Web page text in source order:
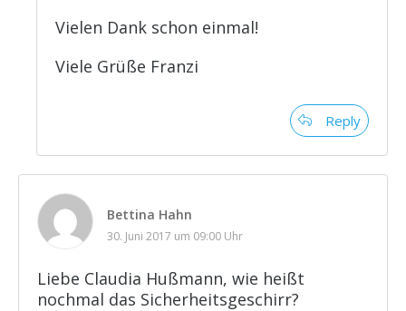
Vielen Dank schon einmal!
Viele Grüße Franzi
Reply
Bettina Hahn
30. Juni 2017 um 09:00 Uhr
Liebe Claudia Hußmann, wie heißt
nochmal das Sicherheitsgeschirr?